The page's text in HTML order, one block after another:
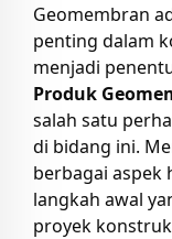
Geomembran
penting dalam
menjadi
Produk
salah satu
di bidang ini.
berbagai aspek
langkah awal
proyek